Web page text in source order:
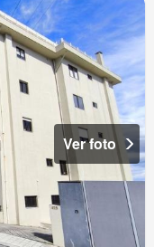
Ver foto